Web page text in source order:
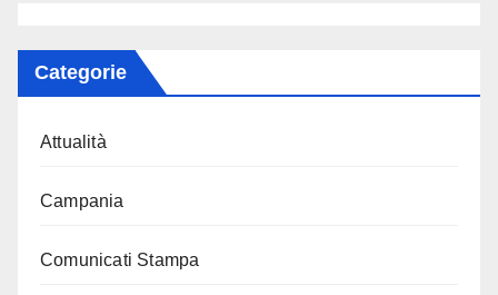
Categorie
Attualità
Campania
Comunicati Stampa